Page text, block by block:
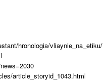
hronologia/vliaynie_na_etiku/
article_storyid_1043.html